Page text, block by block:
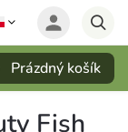
Prázdný košík
Fish